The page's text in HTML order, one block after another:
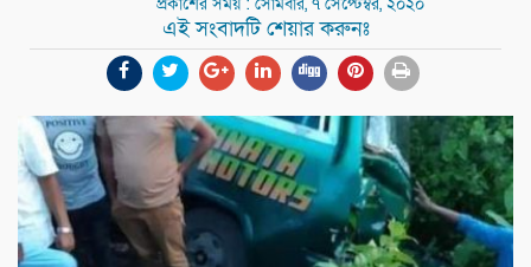
এই সংবাদটি শেয়ার করুনঃ